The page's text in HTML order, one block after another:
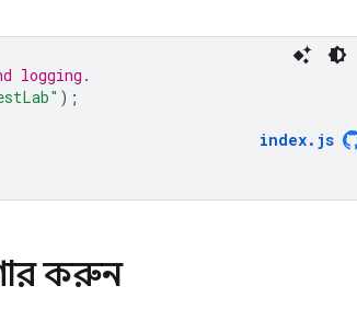
logging.
);
index. js
করুন